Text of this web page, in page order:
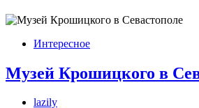
Интересное
Музей Крошицкого в
lazily